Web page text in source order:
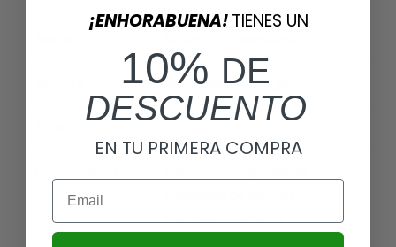
ReptiLeaves Jungle
tropicales exóticos
¡ENHORABUENA! TIENES UN
10% DE
DESCUENTO
EN TU PRIMERA COMPRA
Email